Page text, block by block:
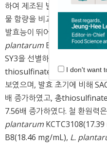
하여 제조된 발효마늘의 이화
물 함량을 비교 조사하였다.
발효능이 뛰어난 4종의 유산균
plantarum B8, L. plantarum
SY3을 선별하고 기능성 평가를
thiosulfinate 함량은 발효가 진
보였으며, 발효 초기에 비해
배 증가하였고, 총
7.56배 증가하였다. 철 환원력
plantarum
B8(18.46 mg/mL), L.
I don't want